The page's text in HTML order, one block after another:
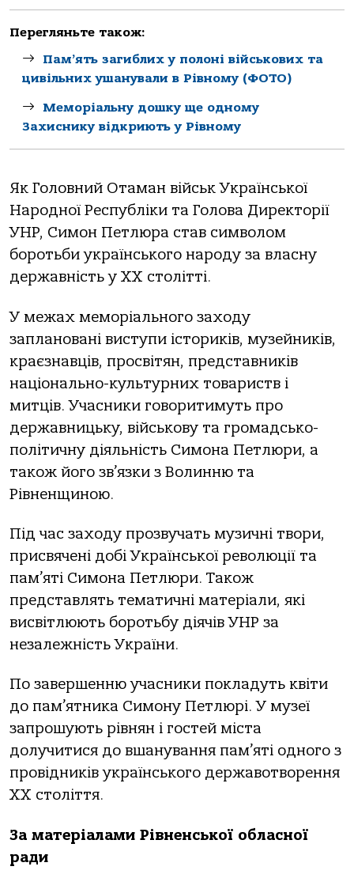
Перегляньте також:
Пам’ять загиблих у полоні військових та
цивільних ушанували в Рівному (ФОТО)
Меморіальну дошку ще одному
Захиснику відкриють у Рівному
Як Головний Отаман військ Української
Народної Республіки та Голова Директорії
УНР, Симон Петлюра став символом
боротьби українського народу за власну
державність у ХХ столітті.
У межах меморіального заходу
заплановані виступи істориків, музейників,
краєзнавців, просвітян, представників
національно-культурних товариств і
митців. Учасники говоритимуть про
державницьку, військову та громадсько-
політичну діяльність Симона Петлюри, а
також його зв’язки з Волинню та
Рівненщиною.
Під час заходу прозвучать музичні твори,
присвячені добі Української революції та
пам’яті Симона Петлюри. Також
представлять тематичні матеріали, які
висвітлюють боротьбу діячів УНР за
незалежність України.
По завершенню учасники покладуть квіти
до пам’ятника Симону Петлюрі. У музеї
запрошують рівнян і гостей міста
долучитися до вшанування пам’яті одного з
провідників українського державотворення
ХХ століття.
За матеріалами Рівненської обласної
ради